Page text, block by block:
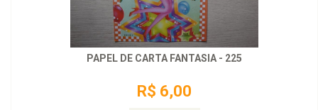
PAPEL DE CARTA FANTASIA - 225
R$ 6,00